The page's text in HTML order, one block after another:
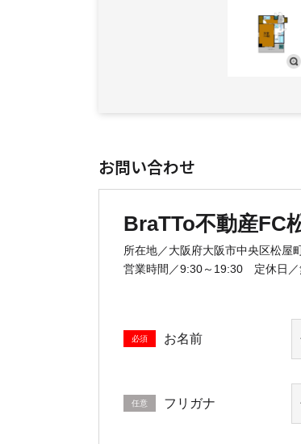
お問い合わせ
BraTTo不動産FC
所在地／大阪府大阪市中央区松屋
営業時間／9:30～19:30
定休日
必須 お名前
任意 フリガナ